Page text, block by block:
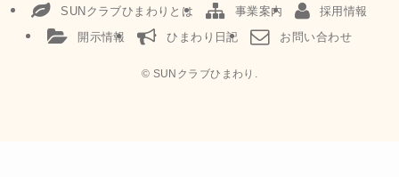
SUNクラブひまわりとは 事業案内
採用情報
開示情報
ひまわり日記 お問い合わせ
© SUNクラブひまわり.